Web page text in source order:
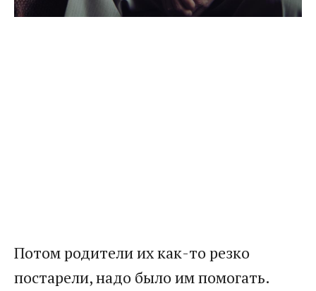
Потом родители их как-то резко
постарели, надо было им помогать.